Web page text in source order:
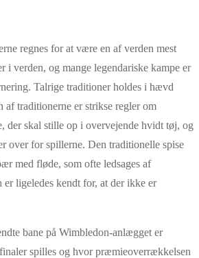
regnes for at være en af verden mest
i verden, og mange legendariske kampe er
Talrige traditioner holdes i hævd
af traditionerne er strikse regler om
der skal stille op i overvejende hvidt tøj, og
over for spillerne. Den traditionelle spise
med fløde, som ofte ledsages af
er ligeledes kendt for, at der ikke er
bane på Wimbledon-anlægget er
spilles og hvor præmieoverrækkelsen